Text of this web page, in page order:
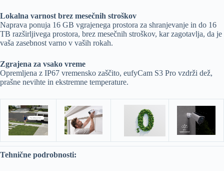
Lokalna varnost brez mesečnih stroškov
Naprava ponuja 16 GB vgrajenega prostora za shranjevanje in do 16
TB razširljivega prostora, brez mesečnih stroškov, kar zagotavlja, da je
vaša zasebnost varno v vaših rokah.
Zgrajena za vsako vreme
Opremljena z IP67 vremensko zaščito, eufyCam S3 Pro vzdrži dež,
prašne nevihte in ekstremne temperature.
Tehnične podrobnosti: